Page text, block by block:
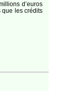
d’euros
que les crédits